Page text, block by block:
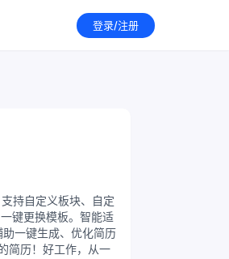
登录/注册
持自定义板块、自定
键更换模板。智能适
一键生成、优化简历
简历！好工作，从一